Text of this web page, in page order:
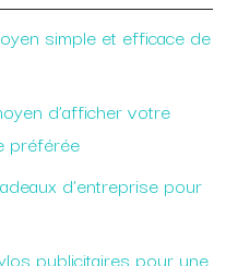
simple et efficace de
d’afficher votre
préférée
d’entreprise pour
publicitaires pour une